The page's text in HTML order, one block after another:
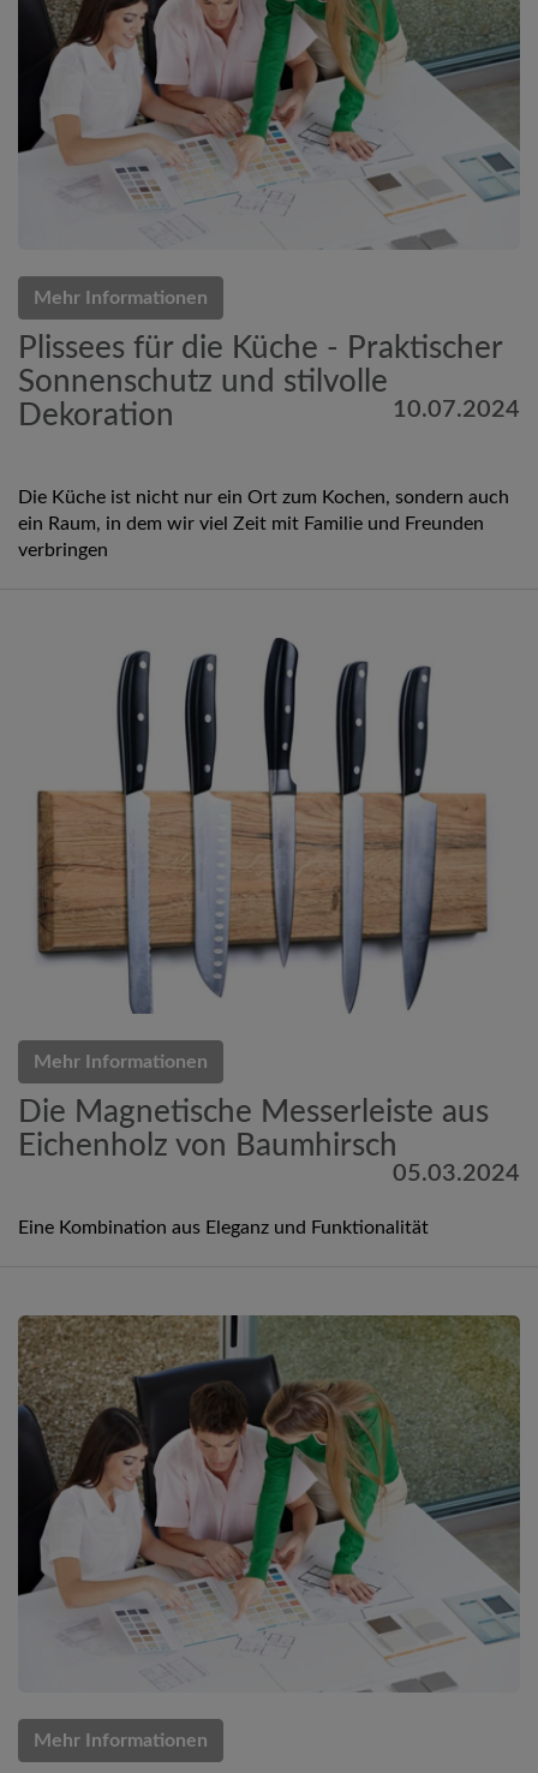
Mehr Informationen
Plissees für die Küche - Praktischer
Sonnenschutz und stilvolle
Dekoration
10.07.2024
Die Küche ist nicht nur ein Ort zum Kochen, sondern auch
ein Raum, in dem wir viel Zeit mit Familie und Freunden
verbringen
Mehr Informationen
Die Magnetische Messerleiste aus
Eichenholz von Baumhirsch
05.03.2024
Eine Kombination aus Eleganz und Funktionalität
Mehr Informationen